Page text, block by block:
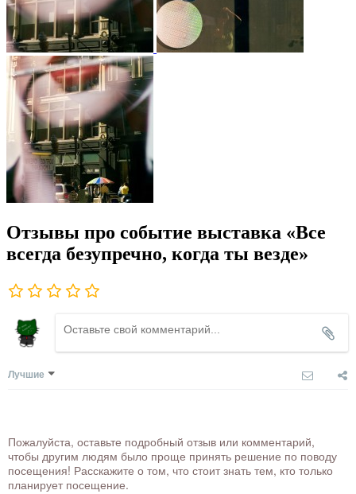
Отзывы про событие выставка «Все
всегда безупречно, когда ты везде»
Лучшие
Пожалуйста, оставьте подробный отзыв или комментарий,
чтобы другим людям было проще принять решение по поводу
посещения! Расскажите о том, что стоит знать тем, кто только
планирует посещение.